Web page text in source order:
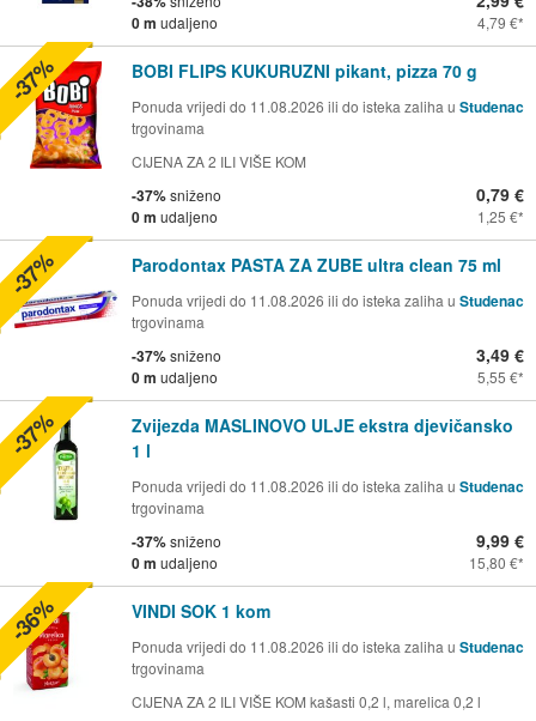
0 m udaljeno 4,79 €
BOBI FLIPS KUKURUZNI pikant, pizza 70 g
Ponuda vrijedi do 11.08.2026 ili do isteka zaliha u Studenac
trgovinama
CIJENA ZA 2 ILI VIŠE KOM
-37%sniženo
0 m udaljeno
0,79 €
1,25 €
-37%
Parodontax PASTA ZA ZUBE ultra clean 75 ml
Ponuda vrijedi do 11.08.2026 ili do isteka zaliha u Studenac
trgovinama
-37%sniženo
0 m udaljeno
3,49 €
5,55 €
-37%
Zvijezda MASLINOVO ULJE ekstra djevičansko
1 l
Ponuda vrijedi do 11.08.2026 ili do isteka zaliha u Studenac
trgovinama
-37%sniženo
0 m udaljeno
9,99 €
15,80 €
-37%
VINDI SOK 1 kom
Ponuda vrijedi do 11.08.2026 ili do isteka zaliha u Studenac
trgovinama
CIJENA ZA 2 ILI VIŠE KOM kašasti 0,2 l, marelica 0,2 l
-36%